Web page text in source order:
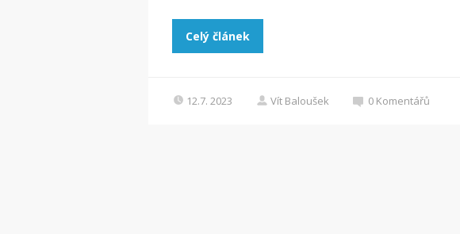
Celý článek
12.7. 2023 Vít Baloušek 0 Komentářů